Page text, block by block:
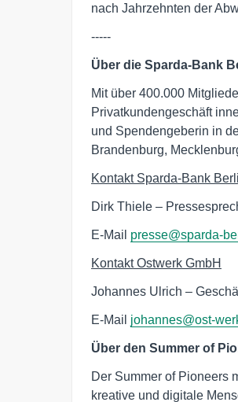
nach Jahrzehnten der
-----
Über die Sparda-Bank
Mit über 400.000
Privatkundengeschäft
und Spendengeberin in
Brandenburg,
Kontakt Sparda-Bank
Dirk Thiele –
E-Mail presse@sparda-
Kontakt Ostwerk GmbH
Johannes Ulrich –
E-Mail johannes@ost-
Über den Summer of
Der Summer of Pioneers
kreative und digitale